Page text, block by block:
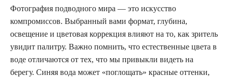
Фотография подводного мира — это искусство
компромиссов. Выбранный вами формат, глубина,
освещение и цветовая коррекция влияют на то, как зритель
увидит палитру. Важно помнить, что естественные цвета в
воде отличаются от тех, что мы привыкли видеть на
берегу. Синяя вода может «поглощать» красные оттенки,